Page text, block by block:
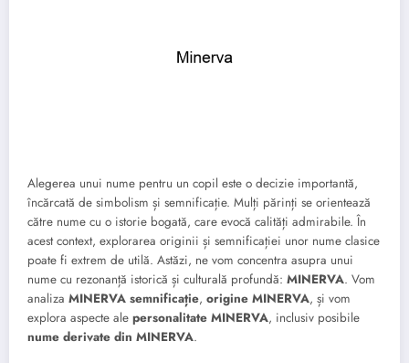
Alegerea unui nume pentru un copil este o decizie importantă,
încărcată de simbolism și semnificație. Mulți părinți se orientează
către nume cu o istorie bogată, care evocă calități admirabile. În
acest context, explorarea originii și semnificației unor nume clasice
poate fi extrem de utilă. Astăzi, ne vom concentra asupra unui
nume cu rezonanță istorică și culturală profundă: MINERVA. Vom
analiza MINERVA semnificație, origine MINERVA, și vom
explora aspecte ale personalitate MINERVA, inclusiv posibile
nume derivate din MINERVA.